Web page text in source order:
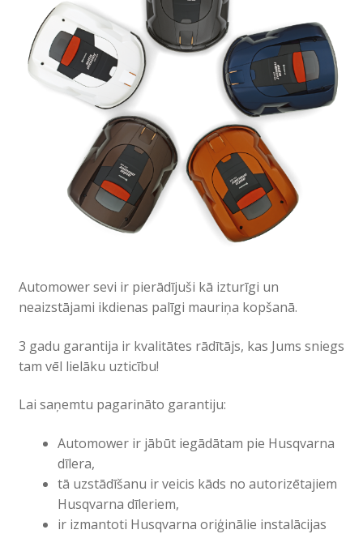
Automower sevi ir pierādījuši kā izturīgi un
neaizstājami ikdienas palīgi mauriņa kopšanā.
3 gadu garantija ir kvalitātes rādītājs, kas Jums sniegs
tam vēl lielāku uzticību!
Lai saņemtu pagarināto garantiju:
Automower ir jābūt iegādātam pie Husqvarna
dīlera,
tā uzstādīšanu ir veicis kāds no autorizētajiem
Husqvarna dīleriem,
ir izmantoti Husqvarna oriģinālie instalācijas